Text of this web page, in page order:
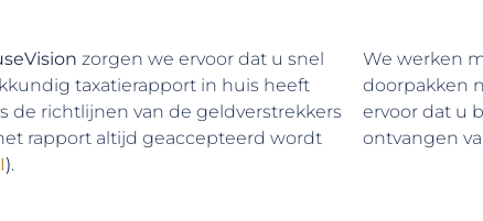
zorgen we ervoor dat u snel
taxatierapport in huis heeft
de richtlijnen van de geldverstrekkers
rapport altijd geaccepteerd wordt
).
We werken
doorpakken
ervoor dat u
ontvangen